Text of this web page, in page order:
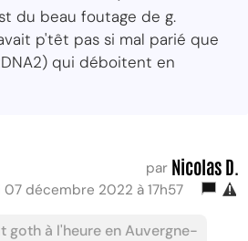
du beau foutage de g.
p'têt pas si mal parié que
qui déboitent en
par Nicolas D.
décembre 2022 à 17h57
goth à l'heure en Auvergne-